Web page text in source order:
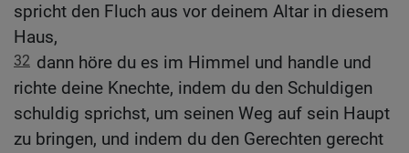
spricht den Fluch aus vor deinem Altar in diesem
Haus,
32 dann höre du es im Himmel und handle und
richte deine Knechte, indem du den Schuldigen
schuldig sprichst, um seinen Weg auf sein Haupt
zu bringen, und indem du den Gerechten gerecht